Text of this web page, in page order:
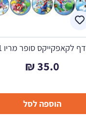
דף לקאפקייקס סופר מריו 1
35.0
₪
הוספה לסל